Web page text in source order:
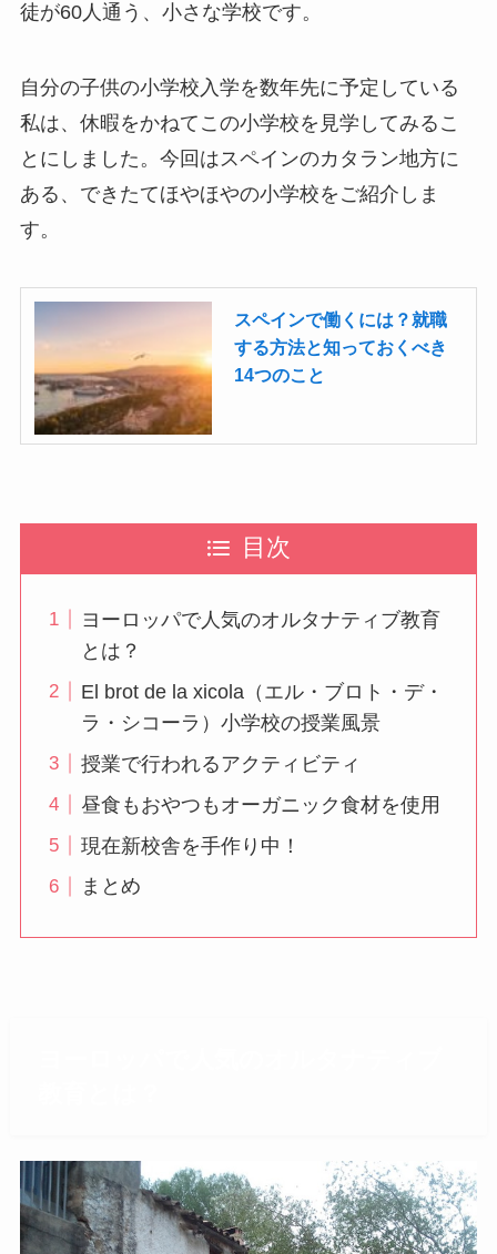
徒が60人通う、小さな学校です。
自分の子供の小学校入学を数年先に予定している
私は、休暇をかねてこの小学校を見学してみるこ
とにしました。今回はスペインのカタラン地方に
ある、できたてほやほやの小学校をご紹介しま
す。
スペインで働くには？就職
する方法と知っておくべき
14つのこと
目次
ヨーロッパで人気のオルタナティブ教育
とは？
El brot de la xicola（エル・ブロト・デ・
ラ・シコーラ）小学校の授業風景
授業で行われるアクティビティ
昼食もおやつもオーガニック食材を使用
現在新校舎を手作り中！
まとめ